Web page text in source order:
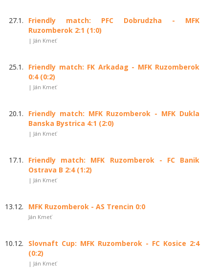
27.1.
Friendly match: PFC Dobrudzha - MFK
Ruzomberok 2:1 (1:0)
| Ján Kmeť
25.1.
Friendly match: FK Arkadag - MFK Ruzomberok
0:4 (0:2)
| Ján Kmeť
20.1.
Friendly match: MFK Ruzomberok - MFK Dukla
Banska Bystrica 4:1 (2:0)
| Ján Kmeť
17.1.
Friendly match: MFK Ruzomberok - FC Banik
Ostrava B 2:4 (1:2)
| Ján Kmeť
13.12. MFK Ruzomberok - AS Trencin 0:0
Ján Kmeť
10.12.
Slovnaft Cup: MFK Ruzomberok - FC Kosice 2:4
(0:2)
| Ján Kmeť